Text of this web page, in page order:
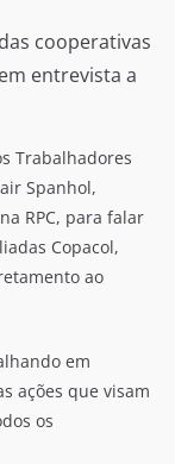
cooperativas
entrevista a
Trabalhadores
Spanhol,
RPC, para falar
Copacol,
ao
em
ações que visam
os